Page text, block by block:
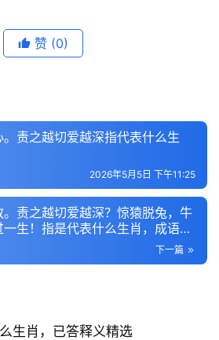
赞 (0)
责之越切爱越深指代表什么生
2026年5月5日 下午11:25
责之越切爱越深？惊猿脱兔，牛
生！指是代表什么生肖，成语详
下一篇
生肖，已答释义精选